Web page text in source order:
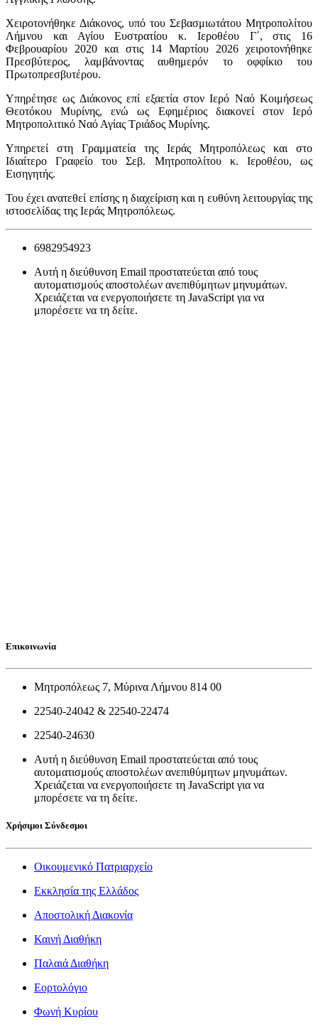
Χειροτονήθηκε Διάκονος, υπό του Σεβασμιωτάτου Μητροπολίτου
Λήμνου και Αγίου Ευστρατίου κ. Ιεροθέου Γ΄, στις 16
Φεβρουαρίου 2020 και στις 14 Μαρτίου 2026 χειροτονήθηκε
Πρεσβύτερος, λαμβάνοντας αυθημερόν το οφφίκιο του
Πρωτοπρεσβυτέρου.
Υπηρέτησε ως Διάκονος επί εξαετία στον Ιερό Ναό Κοιμήσεως
Θεοτόκου Μυρίνης, ενώ ως Εφημέριος διακονεί στον Ιερό
Μητροπολιτικό Ναό Αγίας Τριάδος Μυρίνης.
Υπηρετεί στη Γραμματεία της Ιεράς Μητροπόλεως και στο
Ιδιαίτερο Γραφείο του Σεβ. Μητροπολίτου κ. Ιεροθέου, ως
Εισηγητής.
Του έχει ανατεθεί επίσης η διαχείριση και η ευθύνη λειτουργίας της
ιστοσελίδας της Ιεράς Μητροπόλεως.
6982954923
Αυτή η διεύθυνση Email προστατεύεται από τους
αυτοματισμούς αποστολέων ανεπιθύμητων μηνυμάτων.
Χρειάζεται να ενεργοποιήσετε τη JavaScript για να
μπορέσετε να τη δείτε.
Επικοινωνία
Μητροπόλεως 7, Μύρινα Λήμνου 814 00
22540-24042 & 22540-22474
22540-24630
Αυτή η διεύθυνση Email προστατεύεται από τους
αυτοματισμούς αποστολέων ανεπιθύμητων μηνυμάτων.
Χρειάζεται να ενεργοποιήσετε τη JavaScript για να
μπορέσετε να τη δείτε.
Χρήσιμοι Σύνδεσμοι
Οικουμενικό Πατριαρχείο
Εκκλησία της Ελλάδος
Αποστολική Διακονία
Καινή Διαθήκη
Παλαιά Διαθήκη
Εορτολόγιο
Φωνή Κυρίου